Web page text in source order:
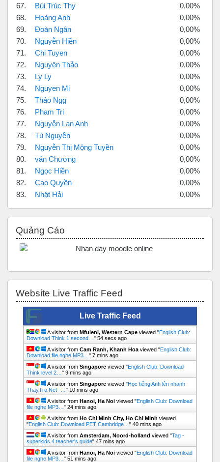
67.
Bùi Trúc Thy
0,00%
68.
Hoàng Anh
0,00%
69.
Đoàn Ngân
0,00%
70.
Nguyễn Hiền
0,00%
71.
Chi Tuyen
0,00%
72.
Nguyên Thảo
0,00%
73.
Ly Ly
0,00%
74.
Nguyen Mi
0,00%
75.
Thảo Ngg
0,00%
76.
Pham Tri
0,00%
77.
Nguyễn Lan Anh
0,00%
78.
Tú Nguyễn
0,00%
79.
Nguyễn Thị Mộng Tuyền
0,00%
80.
văn Chương
0,00%
81.
Ngọc Hiền
0,00%
82.
Cao Quyền
0,00%
83.
Nhật Hải 0,00%
Quảng Cáo
Website Live Traffic Feed
Live Traffic Feed
A visitor from Mfuleni, Western Cape viewed "English Club:
Download Think 1 second… " 55 secs ago
A visitor from Cam Ranh, Khanh Hoa viewed "English Club:
Download file nghe MP3… " 7 mins ago
A visitor from Singapore viewed "English Club: Download
Think level 2… " 9 mins ago
A visitor from Singapore viewed "Học tiếng Anh lên nhanh
ThayTro.Net -… " 10 mins ago
A visitor from Hanoi, Ha Noi viewed "English Club: Download
file nghe MP3… " 24 mins ago
A visitor from Ho Chi Minh City, Ho Chi Minh viewed
"English Club: Download PET Cambridge… " 40 mins ago
A visitor from Amsterdam, Noord-holland viewed "Tag -
superkids 4 teacher's guide" 47 mins ago
A visitor from Hanoi, Ha Noi viewed "English Club: Download
file nghe MP3… " 51 mins ago